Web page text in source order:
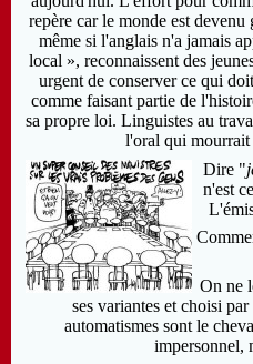
repère car le monde est
même si l'anglais n'a jamais
local », reconnaissent des
urgent de conserver ce qui
comme faisant partie de
sa propre loi. Linguistes au
l'oral qui mourrait
Dire "
n'est
On ne
ses variantes et choisi
automatismes sont le
impersonnel,